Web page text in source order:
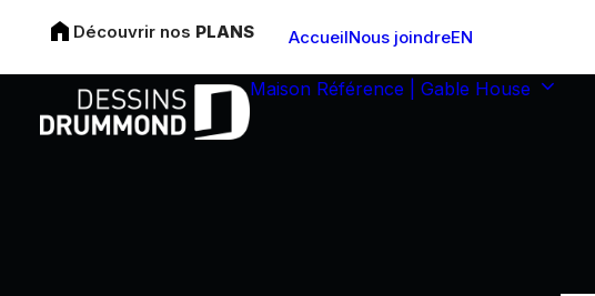
Découvrir nos PLANS AccueilNous joindreEN
Maison Référence | Gable House